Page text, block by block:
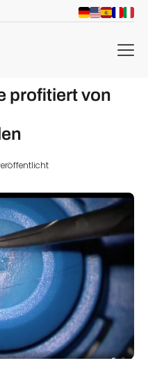
menu
profitiert von